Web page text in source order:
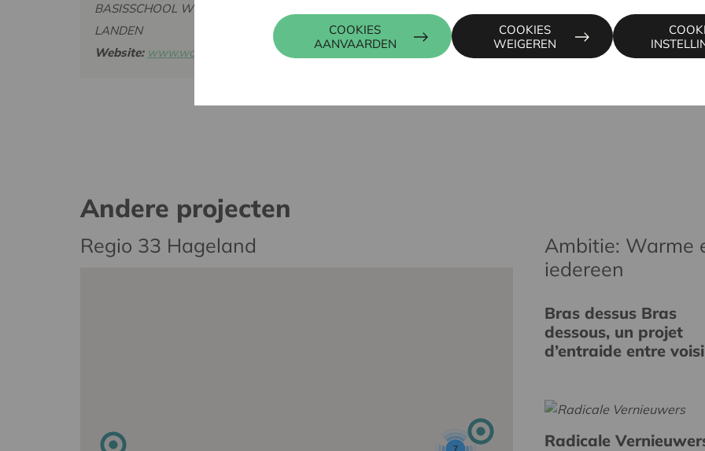
BASISSCHOOL WONDERWIJS NEERWINDEN, LAARSTRAAT 21, 3400
LANDEN
Website: www.wonderwijsneerwinden.wixsite.com/website
KRISTIEN
016 27 96
Andere projecten
Regio 33 Hageland
7
Ambitie: Warme
iedereen
Bras dessus Bras
dessous, un projet
d’entraide entre
Radicale
COOKIES
AANVAARDEN
COOKIES
WEIGEREN